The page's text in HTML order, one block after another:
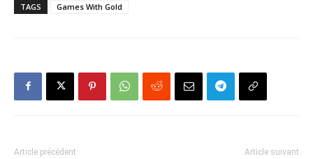
TAGS Games With Gold
Article précédent Article suivant